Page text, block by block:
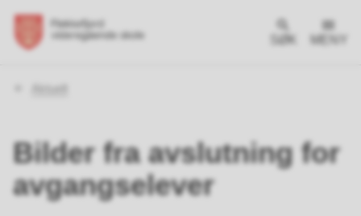
SØK MENY
Aktuelt
Bilder fra avslutning for
avgangselever